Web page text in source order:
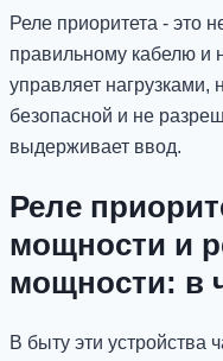
Реле приоритета - это
правильному кабелю и
управляет нагрузками,
безопасной и не
выдерживает ввод.
Реле
мощности и
мощности: в
В быту эти устройства